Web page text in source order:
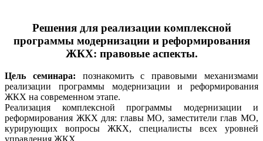
Решения для реализации комплексной
программы модернизации и реформирования
ЖКХ: правовые аспекты.
Цель семинара: познакомить с правовыми механизмами
реализации программы модернизации и реформирования
ЖКХ на современном этапе.
Реализация комплексной программы модернизации и
реформирования ЖКХ для: главы МО, заместители глав МО,
курирующих вопросы ЖКХ, специалисты всех уровней